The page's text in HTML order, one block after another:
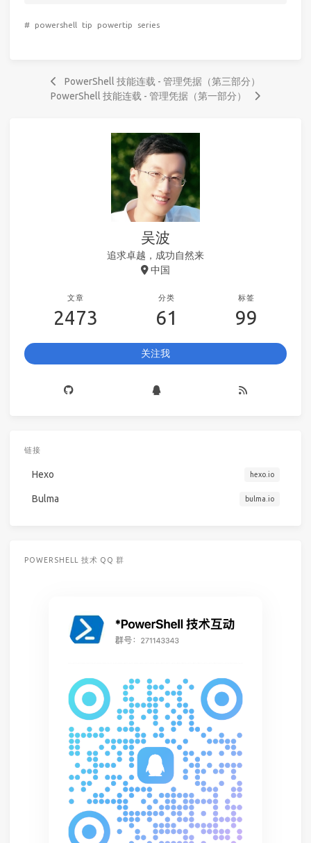
# powershell tip powertip series
PowerShell 技能连载 - 管理凭据（第三部分）
PowerShell 技能连载 - 管理凭据（第一部分）
吴波
追求卓越，成功自然来
中国
文章
2473
分类
61
标签
99
关注我
链接
Hexo hexo.io
Bulma bulma.io
POWERSHELL 技术 QQ 群